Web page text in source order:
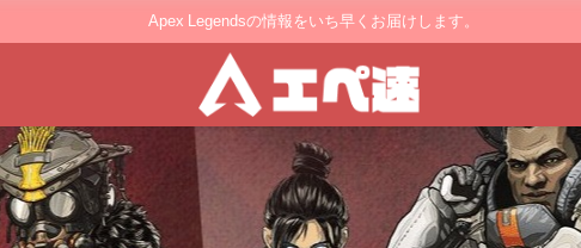
Apex Legendsの情報をいち早くお届けします。